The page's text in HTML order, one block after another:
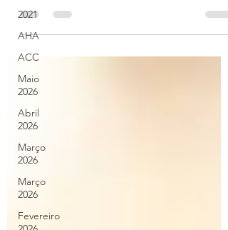
2021
AHA
ACC
Maio
2026
Abril
2026
Março
2026
Março
2026
Fevereiro